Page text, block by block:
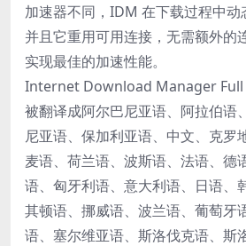
加速器不同，IDM 在下载过程中动
并且它重用可用连接，无需额外的
实现最佳的加速性能。
Internet Download Manager Full
被翻译成阿尔巴尼亚语、阿拉伯语
尼亚语、保加利亚语、中文、克罗
麦语、荷兰语、波斯语、法语、德
语、匈牙利语、意大利语、日语、
其顿语、挪威语、波兰语、葡萄牙
语、塞尔维亚语、斯洛伐克语、斯